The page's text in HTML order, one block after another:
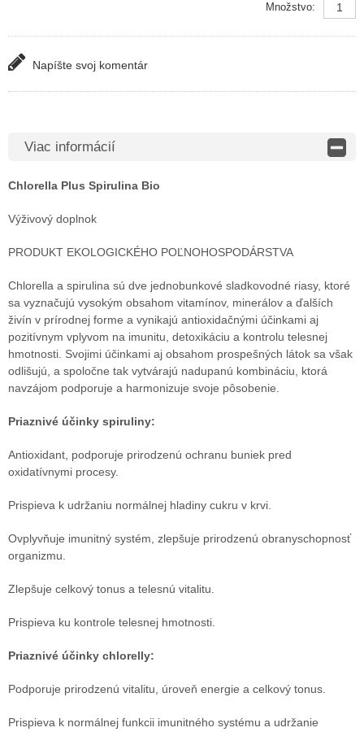
Množstvo:
Napíšte svoj ​​komentár
Viac informácií
Chlorella Plus Spirulina Bio
Výživový doplnok
PRODUKT EKOLOGICKÉHO POĽNOHOSPODÁRSTVA
Chlorella a spirulina sú dve jednobunkové sladkovodné riasy, ktoré
sa vyznačujú vysokým obsahom vitamínov, minerálov a ďalších
živín v prírodnej forme a vynikajú antioxidačnými účinkami aj
pozitívnym vplyvom na imunitu, detoxikáciu a kontrolu telesnej
hmotnosti. Svojimi účinkami aj obsahom prospešných látok sa však
odlišujú, a spoločne tak vytvárajú nadupanú kombináciu, ktorá
navzájom podporuje a harmonizuje svoje pôsobenie.
Priaznivé účinky spiruliny:
Antioxidant, podporuje prirodzenú ochranu buniek pred
oxidatívnymi procesy.
Prispieva k udržaniu normálnej hladiny cukru v krvi.
Ovplyvňuje imunitný systém, zlepšuje prirodzenú obranyschopnosť
organizmu.
Zlepšuje celkový tonus a telesnú vitalitu.
Prispieva ku kontrole telesnej hmotnosti.
Priaznivé účinky chlorelly:
Podporuje prirodzenú vitalitu, úroveň energie a celkový tonus.
Prispieva k normálnej funkcii imunitného systému a udržanie